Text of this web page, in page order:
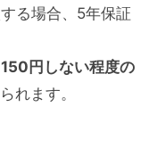
る場合、5年保証
円しない程度の
れます。